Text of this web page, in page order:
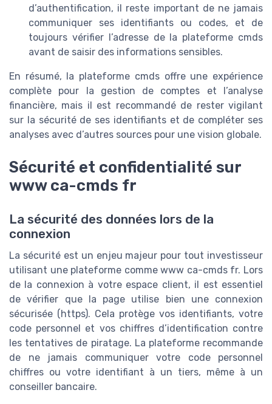
d’authentification, il reste important de ne jamais
communiquer ses identifiants ou codes, et de
toujours vérifier l’adresse de la plateforme cmds
avant de saisir des informations sensibles.
En résumé, la plateforme cmds offre une expérience
complète pour la gestion de comptes et l’analyse
financière, mais il est recommandé de rester vigilant
sur la sécurité de ses identifiants et de compléter ses
analyses avec d’autres sources pour une vision globale.
Sécurité et confidentialité sur
www ca-cmds fr
La sécurité des données lors de la
connexion
La sécurité est un enjeu majeur pour tout investisseur
utilisant une plateforme comme www ca-cmds fr. Lors
de la connexion à votre espace client, il est essentiel
de vérifier que la page utilise bien une connexion
sécurisée (https). Cela protège vos identifiants, votre
code personnel et vos chiffres d’identification contre
les tentatives de piratage. La plateforme recommande
de ne jamais communiquer votre code personnel
chiffres ou votre identifiant à un tiers, même à un
conseiller bancaire.